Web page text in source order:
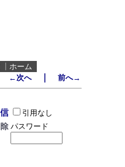
ホーム
←次へ｜ 前へ→
引用なし
パスワード